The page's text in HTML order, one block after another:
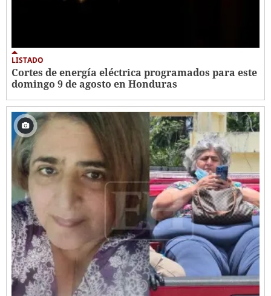
LISTADO
Cortes de energía eléctrica programados para este
domingo 9 de agosto en Honduras